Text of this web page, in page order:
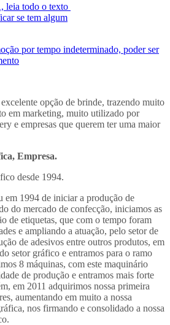
leia todo o texto
se tem algum
por tempo indeterminado, poder ser
opção de brinde, trazendo muito
em marketing, muito utilizado por
e empresas que querem ter uma maior
Empresa.
desde 1994.
em 1994 de iniciar a produção de
do mercado de confecção, iniciamos as
de etiquetas, que com o tempo foram
e ampliando a atuação, pelo setor de
de adesivos entre outros produtos, em
setor gráfico e entramos para o ramo
8 máquinas, com este maquinário
de produção e entramos mais forte
em 2011 adquirimos nossa primeira
aumentando em muito a nossa
nos firmando e consolidado a nossa